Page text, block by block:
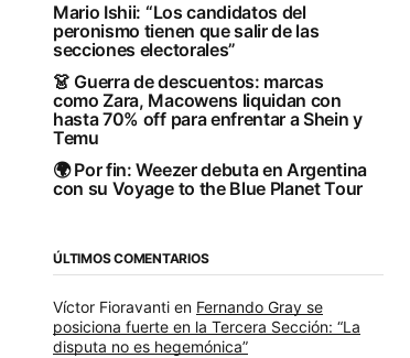
Mario Ishii: “Los candidatos del
peronismo tienen que salir de las
secciones electorales”
👗 Guerra de descuentos: marcas
como Zara, Macowens liquidan con
hasta 70% off para enfrentar a Shein y
Temu
🌍 Por fin: Weezer debuta en Argentina
con su Voyage to the Blue Planet Tour
ÚLTIMOS COMENTARIOS
Víctor Fioravanti en Fernando Gray se
posiciona fuerte en la Tercera Sección: “La
disputa no es hegemónica”